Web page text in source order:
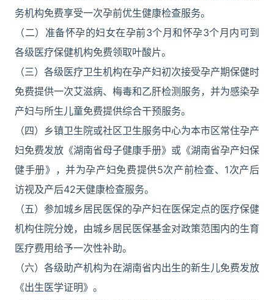
务机构免费享受一次孕前优生健康检查服务。
（二）准备怀孕的妇女在孕前3个月和怀孕3个月内可到
各级医疗保健机构免费领取叶酸片。
（三）各级医疗卫生机构在孕产妇初次接受孕产期保健时
免费提供一次艾滋病、梅毒和乙肝检测服务，并为感染孕
产妇与所生儿童免费提供综合干预服务。
（四）乡镇卫生院或社区卫生服务中心为本市区常住孕产
妇免费发放《湖南省母子健康手册》或《湖南省孕产妇保
健手册》，并为孕产妇免费提供5次产前检查、1次产后
访视及产后42天健康检查服务。
（五）参加城乡居民医保的孕产妇在医保定点的医疗保健
机构住院分娩，由城乡居民医保基金对政策范围内的生育
医疗费用给予一次性补助。
（六）各级助产机构为在湖南省内出生的新生儿免费发放
《出生医学证明》。